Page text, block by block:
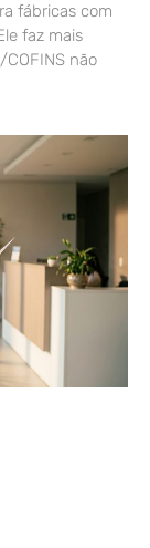
fábricas com
faz mais
não